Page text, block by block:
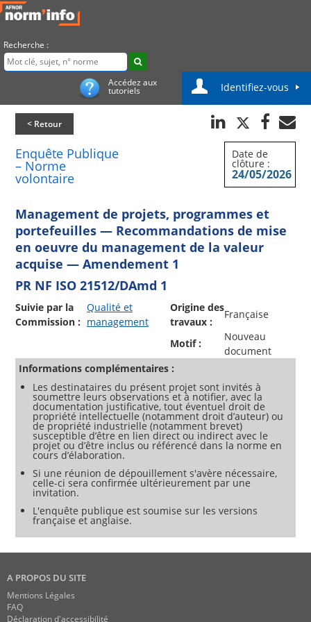
Recherche :
Accédez aux
tutoriels Identifiez-vous
< Retour
Enquête Publique
– Norme
volontaire
Date de
clôture :
24/05/2026
Management de projets, programmes et
portefeuilles — Recommandations de mise
en oeuvre du management de la valeur
acquise — Amendement 1
PR NF ISO 21512/DAmd 1
Suivie par la
Commission :
Qualité et
management
Origine des
travaux :
Française
Motif :
Nouveau
document
Informations complémentaires :
Les destinataires du présent projet sont invités à
soumettre leurs observations et à notifier, avec la
documentation justificative, tout éventuel droit de
propriété intellectuelle (notamment droit d’auteur) ou
de propriété industrielle (notamment brevet)
susceptible d’être en lien direct ou indirect avec le
projet ou d’être inclus ou référencé dans la norme en
cours d’élaboration.
Si une réunion de dépouillement s'avère nécessaire,
celle-ci sera confirmée ultérieurement par une
invitation.
L'enquête publique est soumise sur les versions
française et anglaise.
A PROPOS DU SITE
Mentions Légales
FAQ
Déclaration d'accessibilité